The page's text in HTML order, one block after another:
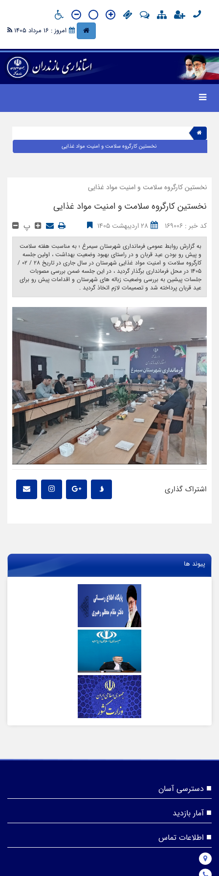
امروز : 16 مرداد 1405
نخستین کارگروه سلامت و امنیت مواد غذایی
نخستین کارگروه سلامت و امنیت مواد غذایی
نخستین کارگروه سلامت و امنیت مواد غذایی
کد خبر : 169006 28 اردیبهشت 1405 پ
به گزارش روابط عمومی فرمانداری شهرستان سیمرغ ؛ به مناسبت هفته سلامت
و پیش رو بودن عید قربان و در راستای بهبود وضعیت بهداشت ، اولین جلسه
کارگروه سلامت و امنیت مواد غذایی شهرستان در سال جاری در تاریخ ۲۸ / ۰۲ /
۱۴۰۵ در محل فرمانداری برگذار گردید ، در این جلسه ضمن بررسی مصوبات
جلسات پیشین به بررسی وضعیت زباله های شهرستان و اقدامات پیش رو برای
عید قربان پرداخته شد و تصمیمات لازم اتخاذ گردید . ‎
اشتراک گذاری
پیوند ها
دسترسی آسان
آمار بازدید
اطلاعات تماس